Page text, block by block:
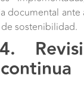
documental ante
sostenibilidad.